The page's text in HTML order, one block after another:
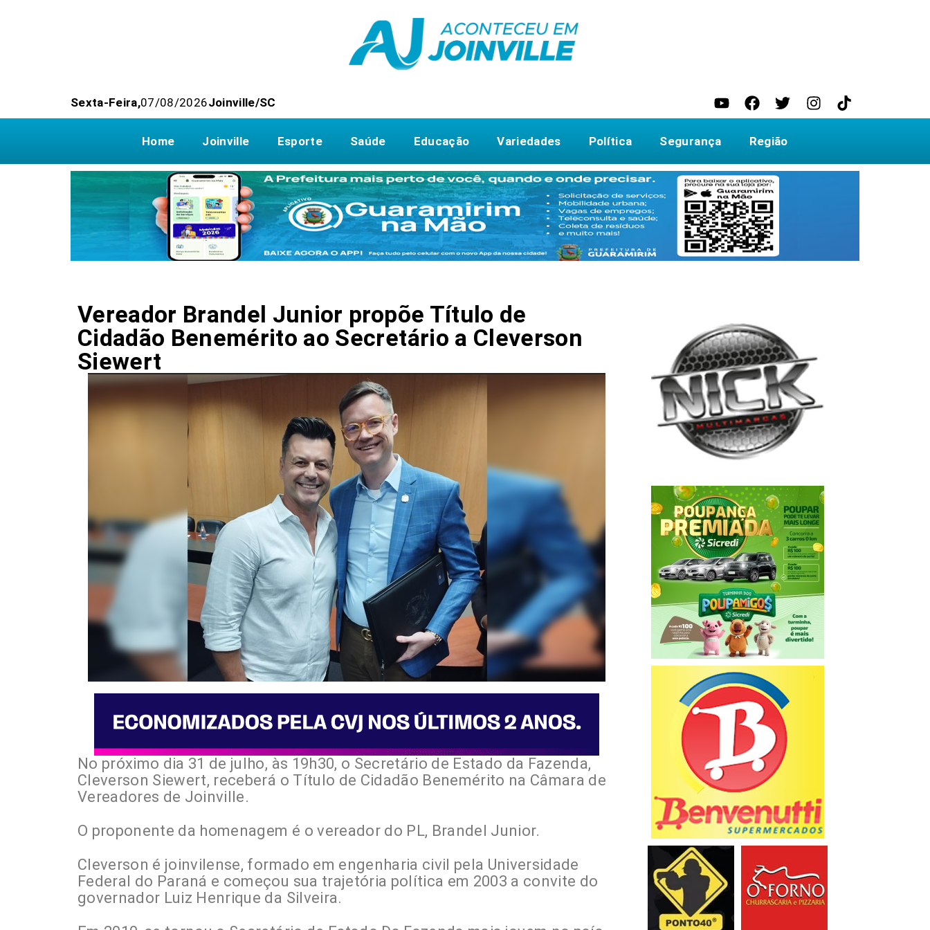
Sexta-Feira,07/08/2026Joinville/SC
Home Joinville Esporte Saúde Educação Variedades Política Segurança Região
Vereador Brandel Junior propõe Título de
Cidadão Benemérito ao Secretário a Cleverson
Siewert
No próximo dia 31 de julho, às 19h30, o Secretário de Estado da Fazenda,
Cleverson Siewert, receberá o Título de Cidadão Benemérito na Câmara de
Vereadores de Joinville.
O proponente da homenagem é o vereador do PL, Brandel Junior.
Cleverson é joinvilense, formado em engenharia civil pela Universidade
Federal do Paraná e começou sua trajetória política em 2003 a convite do
governador Luiz Henrique da Silveira.